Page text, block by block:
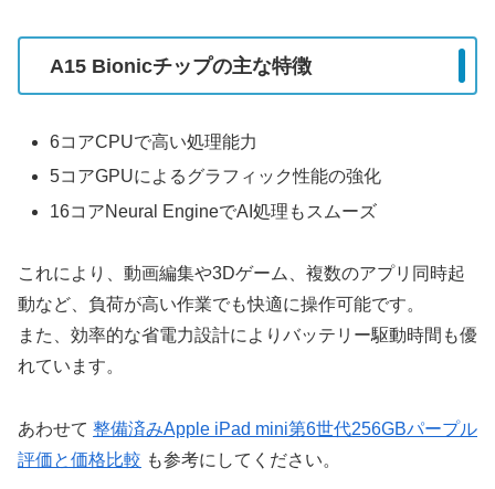
A15 Bionicチップの主な特徴
6コアCPUで高い処理能力
5コアGPUによるグラフィック性能の強化
16コアNeural EngineでAI処理もスムーズ
これにより、動画編集や3Dゲーム、複数のアプリ同時起
動など、負荷が高い作業でも快適に操作可能です。
また、効率的な省電力設計によりバッテリー駆動時間も優
れています。
あわせて 整備済みApple iPad mini第6世代256GBパープル
評価と価格比較 も参考にしてください。